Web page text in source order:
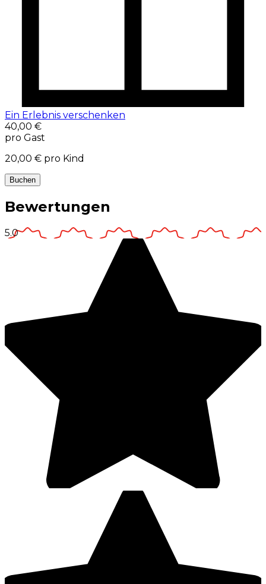
Ein Erlebnis verschenken
40,00 €
pro Gast
20,00 € pro Kind
Buchen
Bewertungen
5.0